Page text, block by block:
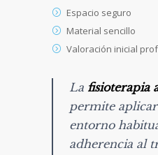
Espacio seguro
Material sencillo
Valoración inicial
La fisioterapia
permite
entorno
adherencia al